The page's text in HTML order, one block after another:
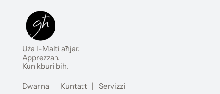
Uża l-Malti aħjar.
Apprezzah.
Kun kburi bih.
Dwarna | Kuntatt | Servizzi